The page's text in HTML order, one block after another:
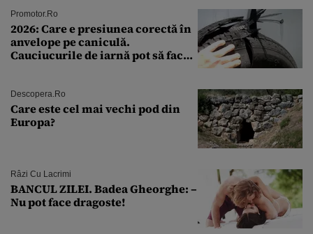
Promotor.ro
2026: Care e presiunea corectă în
anvelope pe caniculă.
Cauciucurile de iarnă pot să facă
Descopera.ro
Care este cel mai vechi pod din
Europa?
Râzi Cu Lacrimi
BANCUL ZILEI. Badea Gheorghe: –
Nu pot face dragoste!